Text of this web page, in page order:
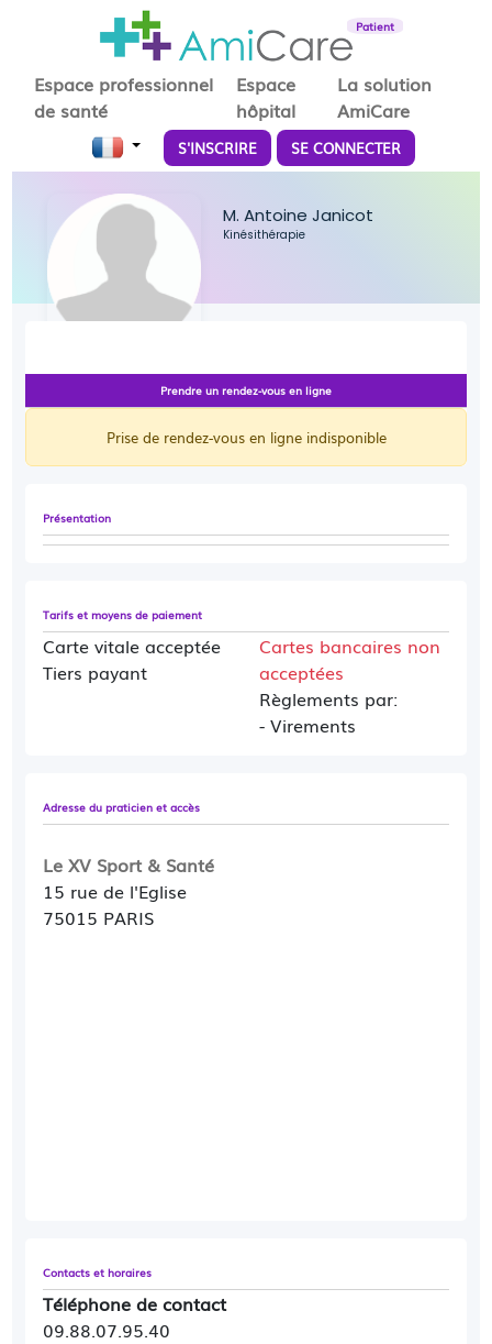
Patient
Espace professionnel
de santé
Espace
hôpital
La solution
AmiCare
S'INSCRIRE SE CONNECTER
M. Antoine Janicot
Kinésithérapie
Présentation
Tarifs et moyens de paiement
Carte vitale acceptée
Tiers payant
Cartes bancaires non
acceptées
Règlements par:
- Virements
Adresse du praticien et accès
Le XV Sport & Santé
15 rue de l'Eglise
75015 PARIS
Contacts et horaires
Téléphone de contact
09.88.07.95.40
Prendre un rendez-vous en ligne
Prise de rendez-vous en ligne indisponible